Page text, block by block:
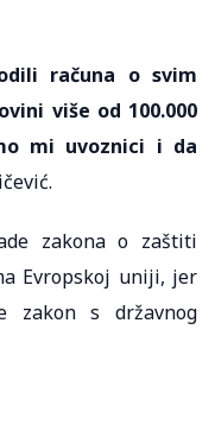
računa o svim
više od 100.000
mi uvoznici i da
zakona o zaštiti
Evropskoj uniji, jer
zakon s državnog